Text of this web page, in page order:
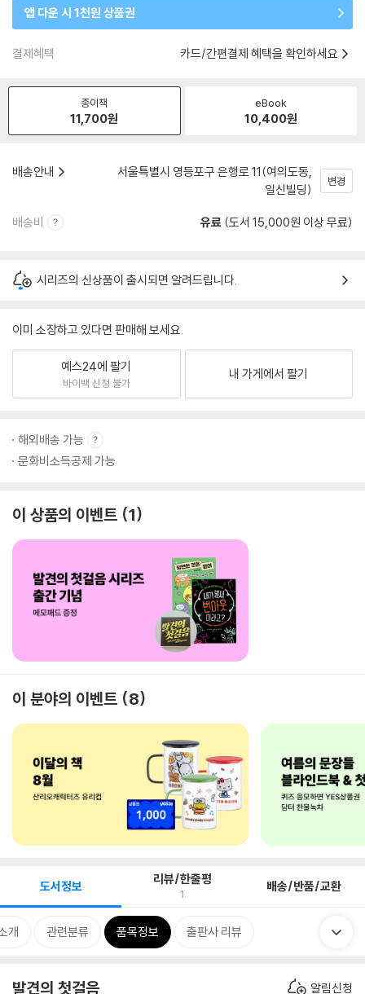
앱 다운 시 1천원 상품권
결제혜택 카드/간편결제 혜택을 확인하세요
종이책
11,700원
eBook
10,400원
배송안내
서울특별시 영등포구 은행로 11(여의도동,
일신빌딩)
변경
배송비 유료 (도서 15,000원 이상 무료)
시리즈의 신상품이 출시되면 알려드립니다.
이미 소장하고 있다면 판매해 보세요.
예스24에 팔기
바이백 신청 불가
내 가게에서 팔기
해외배송 가능
문화비소득공제 가능
이 상품의 이벤트 1
이 분야의 이벤트 8
도서정보 리뷰/한줄평
1 배송/반품/교환
개 관련분류 품목정보 출판사 리뷰
발견의 첫걸음 알림신청